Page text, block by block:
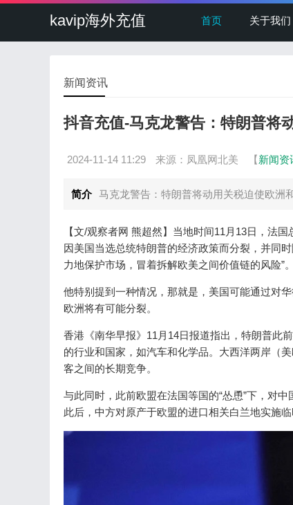
kavip海外充值 首页 关于我们
新闻资讯
抖音充值-马克龙警告：特朗普将
2024-11-14 11:29 来源：凤凰网北美 【新闻资
简介 马克龙警告：特朗普将动用关税迫使欧洲
【文/观察者网 熊超然】当地时间11月13日，法
因美国当选总统特朗普的经济政策而分裂，并同
力地保护市场，冒着拆解欧美之间价值链的风险”
他特别提到一种情况，那就是，美国可能通过对
欧洲将有可能分裂。
香港《南华早报》11月14日报道指出，特朗普此
的行业和国家，如汽车和化学品。大西洋两岸（
客之间的长期竞争。
与此同时，此前欧盟在法国等国的“怂恿”下，对
此后，中方对原产于欧盟的进口相关白兰地实施